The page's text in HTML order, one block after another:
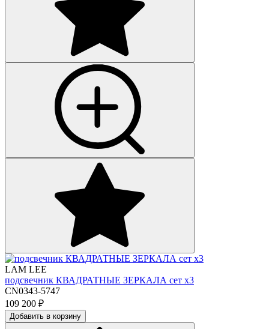
LAM LEE
подсвечник КВАДРАТНЫЕ ЗЕРКАЛА сет х3
CN0343-5747
109 200 ₽
Добавить в корзину